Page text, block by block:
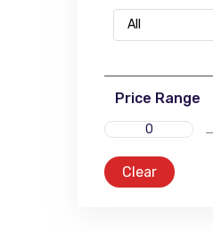
All
Price Range
Clear